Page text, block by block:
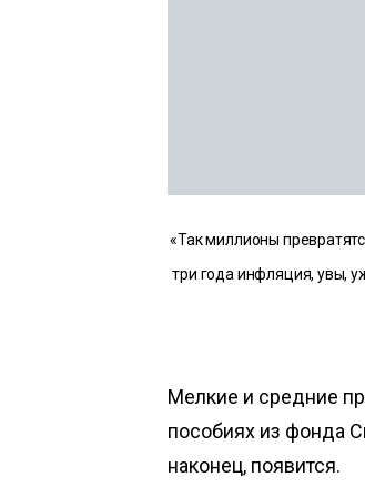
«Так миллионы
три года инфляция, увы,
Мелкие и средние
пособиях из фонда
наконец, появится.